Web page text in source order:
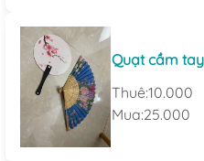
Quạt cầm
Thuê:10.000
Mua:25.000